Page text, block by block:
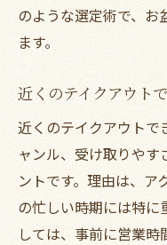
のような選定術で、お
ます。
近くのテイクアウト
近くのテイクアウトで
ャンル、受け取りや
ントです。理由は、
の忙しい時期には特に
しては、事前に営業